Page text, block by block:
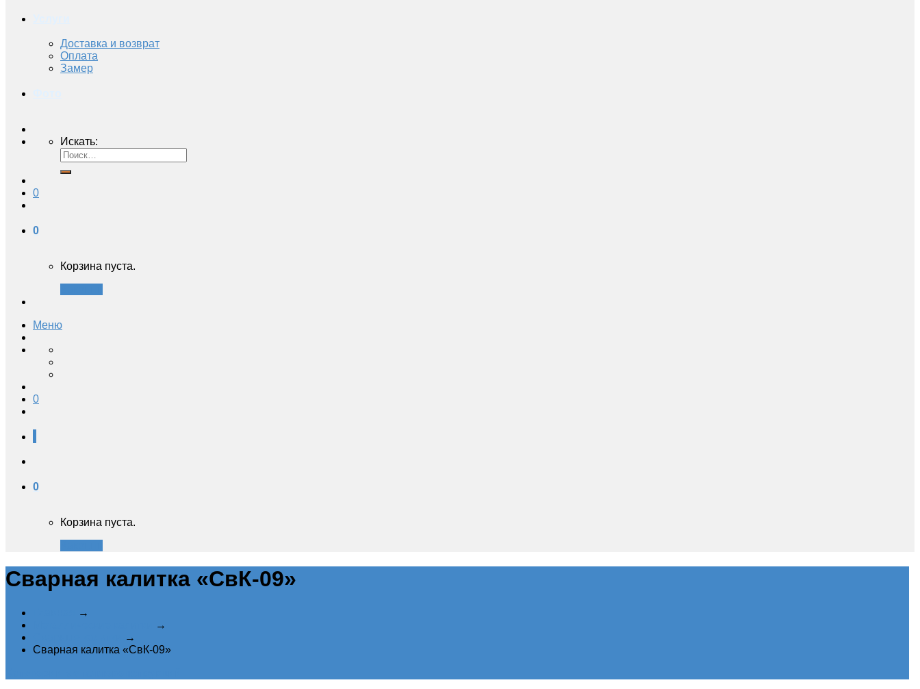
Доставка и возврат
Оплата
Замер
Искать:
0
0
Корзина пуста.
Меню
0
0
Корзина пуста.
Сварная калитка «СвК-09»‎
→
→
→
Сварная калитка «СвК-09»‎